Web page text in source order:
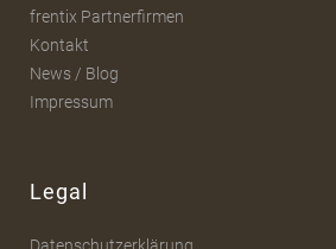
frentix Partnerfirmen
Kontakt
News / Blog
Impressum
Legal